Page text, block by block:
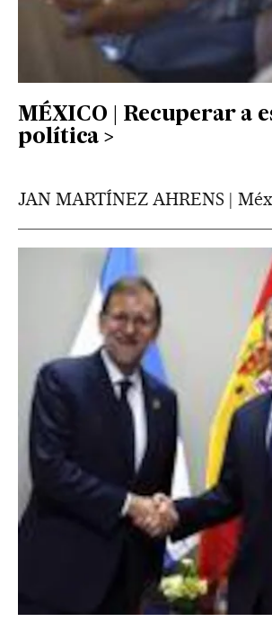
MÉXICO | Recuperar a
política
JAN MARTÍNEZ AHRENS |